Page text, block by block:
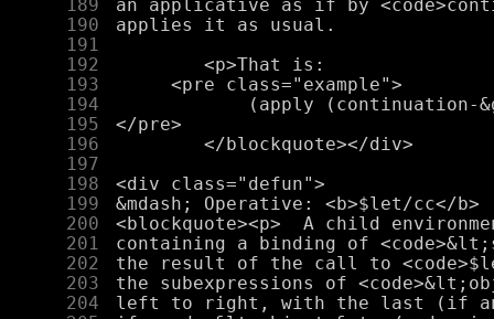
    189
    190
    191
    192
    193
    194
    195
    196
    197
    198
    199
    200
    201
    202
    203
    204